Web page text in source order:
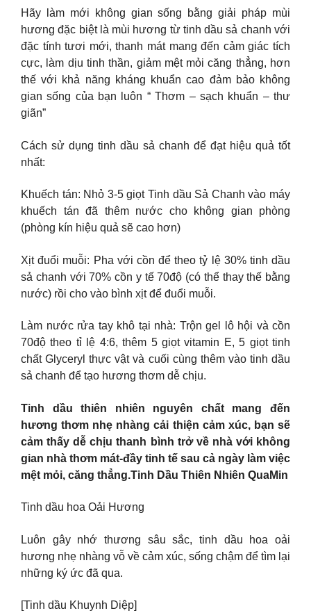
Hãy làm mới không gian sống bằng giải pháp mùi
hương đặc biệt là mùi hương từ tinh dầu sả chanh với
đặc tính tươi mới, thanh mát mang đến cảm giác tích
cực, làm dịu tinh thần, giảm mệt mỏi căng thẳng, hơn
thế với khả năng kháng khuẩn cao đảm bảo không
gian sống của bạn luôn “ Thơm – sạch khuẩn – thư
giãn”
Cách sử dụng tinh dầu sả chanh để đạt hiệu quả tốt
nhất:
Khuếch tán: Nhỏ 3-5 giọt Tinh dầu Sả Chanh vào máy
khuếch tán đã thêm nước cho không gian phòng
(phòng kín hiệu quả sẽ cao hơn)
Xịt đuổi muỗi: Pha với cồn để theo tỷ lệ 30% tinh dầu
sả chanh với 70% cồn y tế 70độ (có thể thay thế bằng
nước) rồi cho vào bình xịt để đuổi muỗi.
Làm nước rửa tay khô tại nhà: Trộn gel lô hội và cồn
70độ theo tỉ lệ 4:6, thêm 5 giọt vitamin E, 5 giọt tinh
chất Glyceryl thực vật và cuối cùng thêm vào tinh dầu
sả chanh để tạo hương thơm dễ chịu.
Tinh dầu thiên nhiên nguyên chất mang đến
hương thơm nhẹ nhàng cải thiện cảm xúc, bạn sẽ
cảm thấy dễ chịu thanh bình trở về nhà với không
gian nhà thơm mát-đầy tinh tế sau cả ngày làm việc
mệt mỏi, căng thẳng.Tinh Dầu Thiên Nhiên QuaMin
Tinh dầu hoa Oải Hương
Luôn gây nhớ thương sâu sắc, tinh dầu hoa oải
hương nhẹ nhàng vỗ về cảm xúc, sống chậm để tìm lại
những ký ức đã qua.
[Tinh dầu Khuynh Diệp]